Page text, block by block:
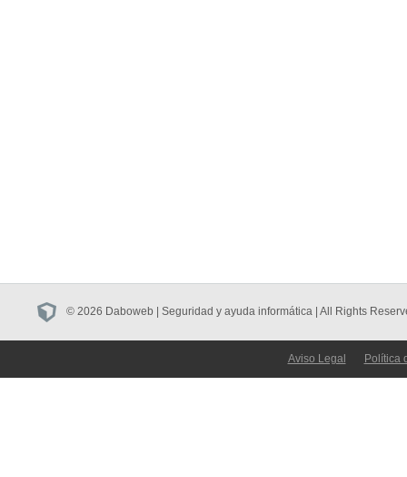
© 2026 Daboweb | Seguridad y ayuda informática | All Rights
Aviso Legal Política